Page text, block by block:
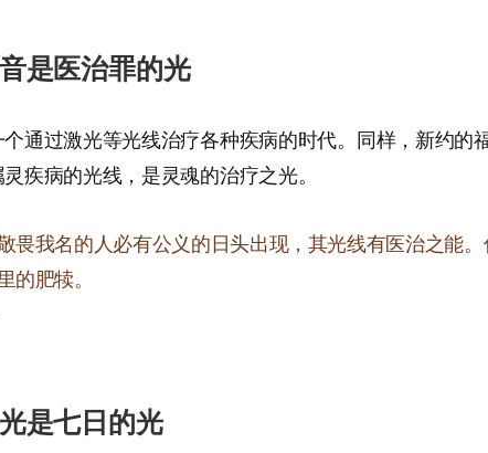
是医治罪的光
通过激光等光线治疗各种疾病的时代。同样，新约的
疾病的光线，是灵魂的治疗之光。
畏我名的人必有公义的日头出现，其光线有医治之能
的肥犊。
是七日的光